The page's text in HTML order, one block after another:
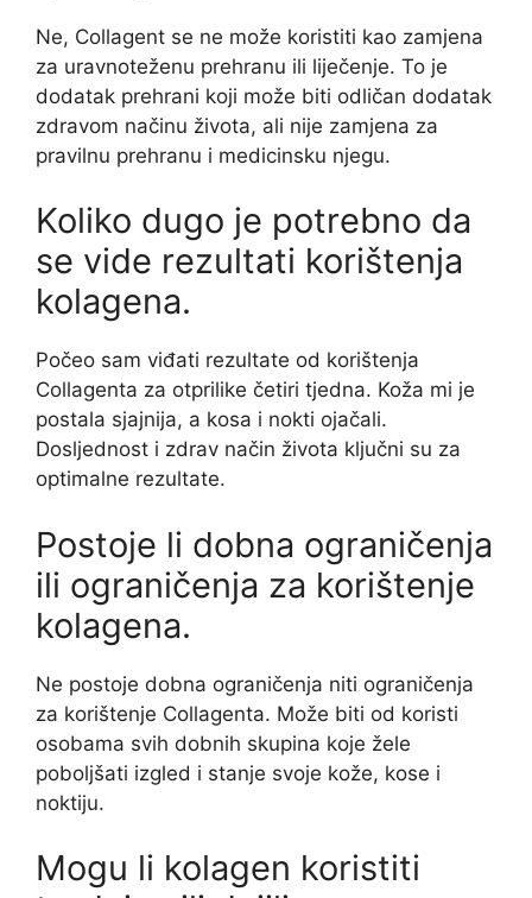
Ne, Collagent se ne može koristiti kao zamjena
za uravnoteženu prehranu ili liječenje. To je
dodatak prehrani koji može biti odličan dodatak
zdravom načinu života, ali nije zamjena za
pravilnu prehranu i medicinsku njegu.
Koliko dugo je potrebno da
se vide rezultati korištenja
kolagena.
Počeo sam viđati rezultate od korištenja
Collagenta za otprilike četiri tjedna. Koža mi je
postala sjajnija, a kosa i nokti ojačali.
Dosljednost i zdrav način života ključni su za
optimalne rezultate.
Postoje li dobna ograničenja
ili ograničenja za korištenje
kolagena.
Ne postoje dobna ograničenja niti ograničenja
za korištenje Collagenta. Može biti od koristi
osobama svih dobnih skupina koje žele
poboljšati izgled i stanje svoje kože, kose i
noktiju.
Mogu li kolagen koristiti